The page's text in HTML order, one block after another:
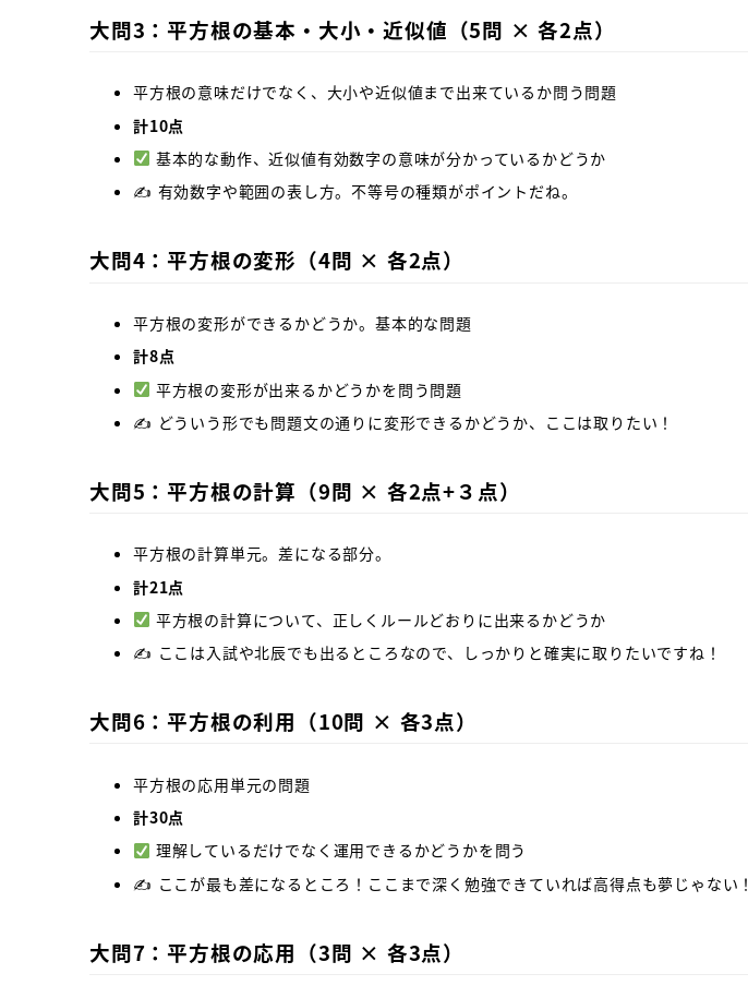
大問3：平方根の基本・大小・近似値（5問 × 各2点）
平方根の意味だけでなく、大小や近似値まで出来ているか問う問題
計10点
基本的な動作、近似値有効数字の意味が分かっているかどうか
✍️ 有効数字や範囲の表し方。不等号の種類がポイントだね。
大問4：平方根の変形（4問 × 各2点）
平方根の変形ができるかどうか。基本的な問題
計8点
平方根の変形が出来るかどうかを問う問題
✍️ どういう形でも問題文の通りに変形できるかどうか、ここは取りたい！
大問5：平方根の計算（9問 × 各2点+３点）
平方根の計算単元。差になる部分。
計21点
平方根の計算について、正しくルールどおりに出来るかどうか
✍️ ここは入試や北辰でも出るところなので、しっかりと確実に取りたいですね！
大問6： 平方根の利用 （10問 × 各3点）
平方根の応用単元の問題
計30点
理解しているだけでなく運用できるかどうかを問う
✍️ ここが最も差になるところ！ここまで深く勉強できていれば高得点も夢じゃない！
大問7：平方根の応用（3問 × 各3点）